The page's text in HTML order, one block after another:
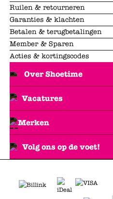
Ruilen & retourneren
Garanties & klachten
Betalen & terugbetalingen
Member & Sparen
Acties & kortingscodes
Over Shoetime
Vacatures
Merken
Volg ons op de voet!